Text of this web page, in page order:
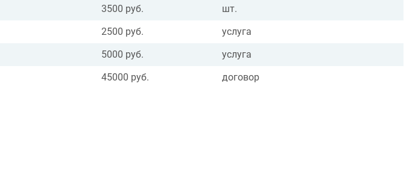
3500 руб.
шт.
2500 руб.
услуга
5000 руб.
услуга
45000 руб. договор